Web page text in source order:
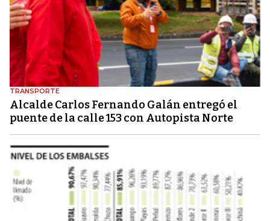
TRANSPORTE
Alcalde Carlos Fernando Galán entregó el
puente de la calle 153 con Autopista Norte